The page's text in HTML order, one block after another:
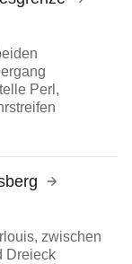
Perl,
zwischen
Dreieck